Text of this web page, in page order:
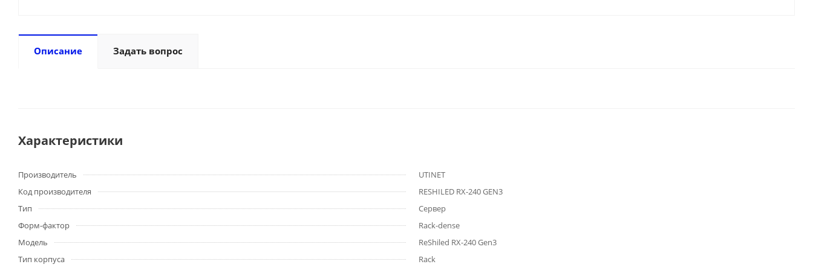
Описание Задать вопрос
Характеристики
Производитель
UTINET
Код производителя
RESHILED RX-240 GEN3
Тип
Сервер
Форм-фактор
Rack-dense
Модель
ReShiled RX-240 Gen3
Тип корпуса
Rack